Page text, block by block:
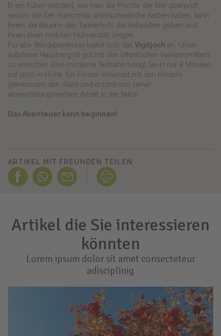
Ei ein Küken entsteht, wie man die Frische der Eier überprüft,
warum die Eier manchmal unterschiedliche Farben haben, kann
Ihnen die Bäuerin des Tannerhofs die Antworten geben und
Ihnen ihren mobilen Hühnerstall zeigen.
Für alle Waldabenteurer bietet sich das Vigiljoch an. Unser
autofreier Hausberg ist gut mit den öffentlichen Verkehrsmitteln
zu erreichen. Eine moderne Seilbahn bringt Sie in nur 8 Minuten
auf 1500 m Höhe. Ein Förster erkundet mit den Kindern
gemeinsam den Wald und erzählt von seiner
abwechslungsreichen Arbeit in der Natur.
Das Abenteuer kann beginnen!
ARTIKEL MIT FREUNDEN TEILEN
Artikel die Sie interessieren
könnten
Lorem ipsum dolor sit amet consecteteur
adisciplinig